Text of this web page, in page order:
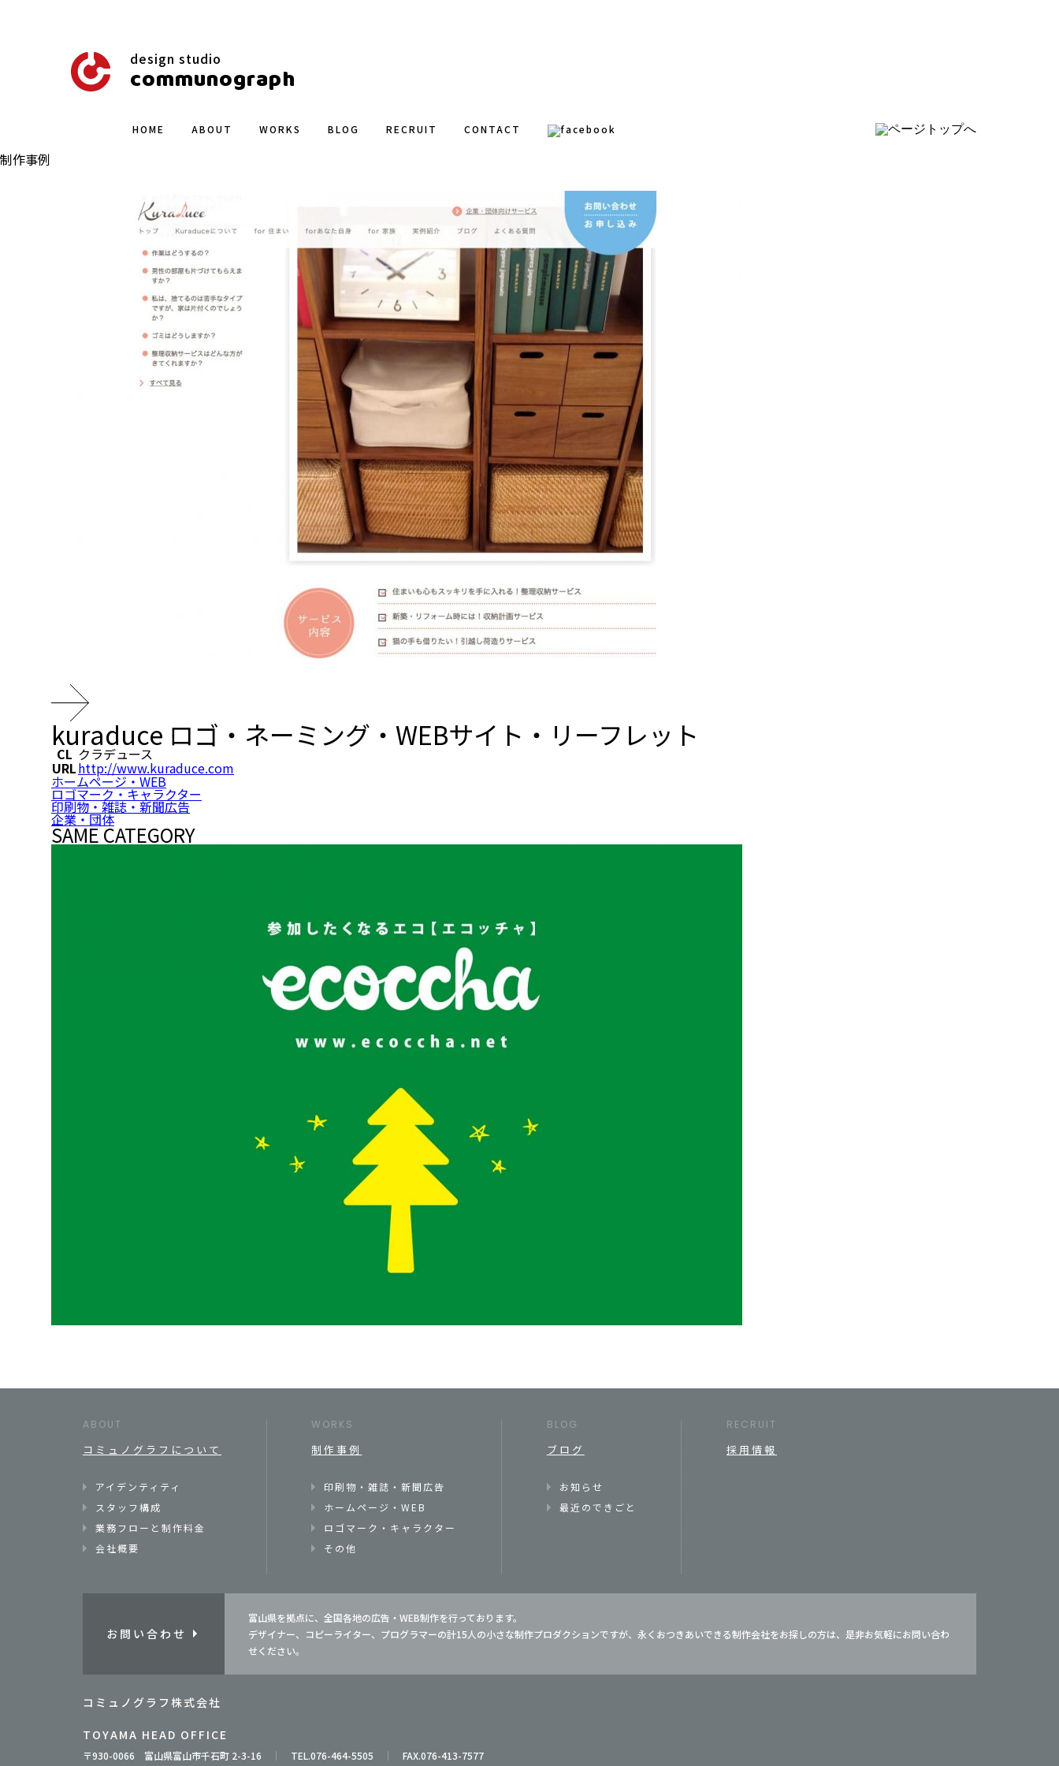
design studio
communograph
HOME ABOUT WORKS BLOG RECRUIT CONTACT
制作事例
kuraduce ロゴ・ネーミング・WEBサイト・リーフレット
CL クラデュース
URLhttp://www.kuraduce.com
ホームページ・WEB
ロゴマーク・キャラクター
印刷物・雑誌・新聞広告
企業・団体
SAME CATEGORY
ABOUT
コミュノグラフについて
アイデンティティ
スタッフ構成
業務フローと制作料金
会社概要
WORKS
制作事例
印刷物・雑誌・新聞広告
ホームページ・WEB
ロゴマーク・キャラクター
その他
BLOG
ブログ
お知らせ
最近のできごと
RECRUIT
採用情報
お問い合わせ
富山県を拠点に、全国各地の広告・WEB制作を行っております。
デザイナー、コピーライター、プログラマーの計15人の小さな制作プロダクションですが、永くおつきあいできる制作会社をお探しの方は、是非お気軽にお問い合わ
せください。
コミュノグラフ株式会社
TOYAMA HEAD OFFICE
〒930-0066 富山県富山市千石町 2-3-16 TEL.076-464-5505 FAX.076-413-7577